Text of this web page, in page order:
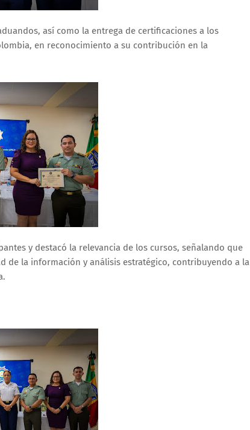
así como la entrega de certificaciones a los
en reconocimiento a su contribución en la
y destacó la relevancia de los cursos, señalando que
de la información y análisis estratégico, contribuyendo a la